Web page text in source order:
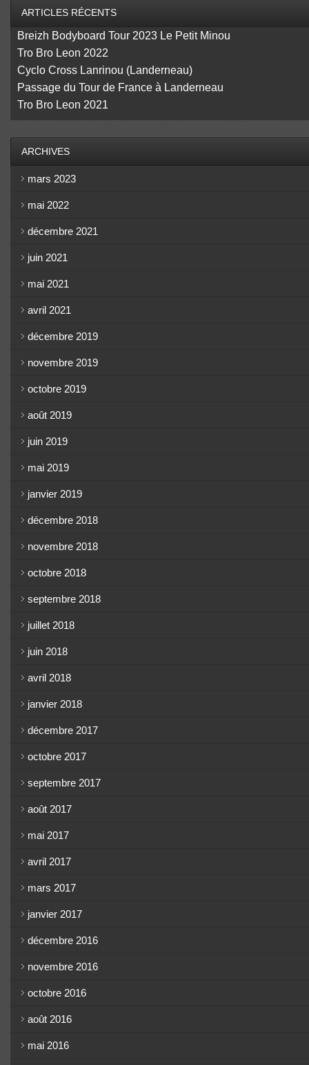
ARTICLES RÉCENTS
Breizh Bodyboard Tour 2023 Le Petit Minou
Tro Bro Leon 2022
Cyclo Cross Lanrinou (Landerneau)
Passage du Tour de France à Landerneau
Tro Bro Leon 2021
ARCHIVES
mars 2023
mai 2022
décembre 2021
juin 2021
mai 2021
avril 2021
décembre 2019
novembre 2019
octobre 2019
août 2019
juin 2019
mai 2019
janvier 2019
décembre 2018
novembre 2018
octobre 2018
septembre 2018
juillet 2018
juin 2018
avril 2018
janvier 2018
décembre 2017
octobre 2017
septembre 2017
août 2017
mai 2017
avril 2017
mars 2017
janvier 2017
décembre 2016
novembre 2016
octobre 2016
août 2016
mai 2016